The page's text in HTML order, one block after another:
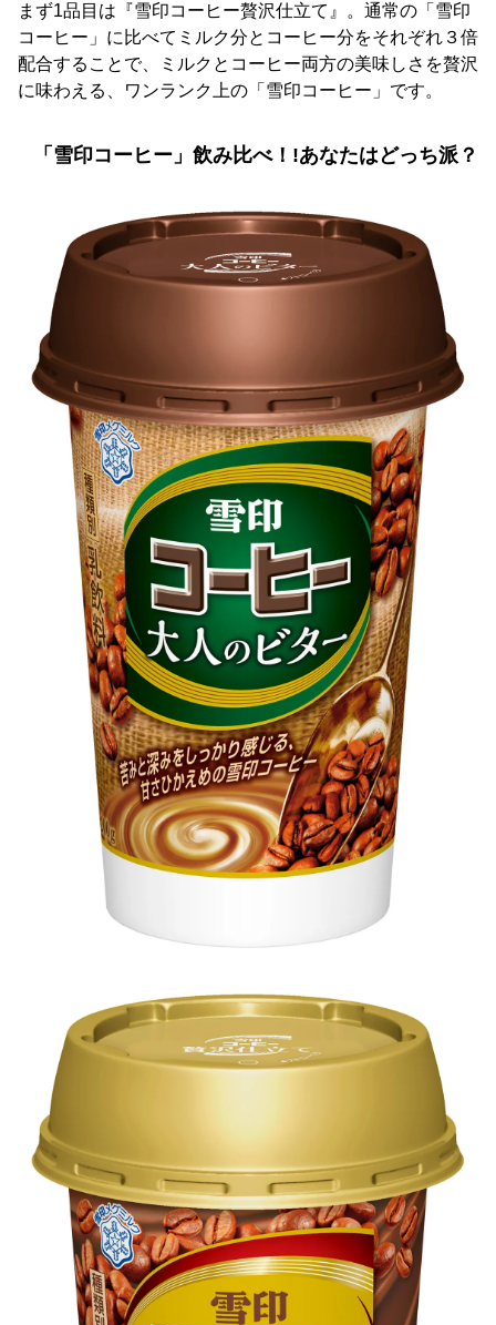
まず1品目は『雪印コーヒー贅沢仕立て』。通常の「雪印
コーヒー」に比べてミルク分とコーヒー分をそれぞれ３倍
配合することで、ミルクとコーヒー両方の美味しさを贅沢
に味わえる、ワンランク上の「雪印コーヒー」です。
「雪印コーヒー」飲み比べ！!あなたはどっち派？